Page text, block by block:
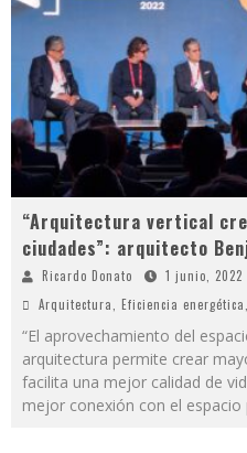
“Arquitectura vertical
ciudades”: arquitecto
Ricardo Donato
1 junio, 2022
Arquitectura, Eficiencia energética,
“El aprovechamiento del
arquitectura permite crear
facilita una mejor calidad de
mejor conexión con el espacio